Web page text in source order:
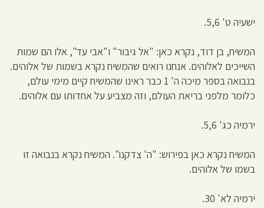
ישעיה ט' 5,6.
המשיח, בן דוד, נקרא כאן: "אל גיבור" ו"אבי עד", אלו הם שמות
השייכים לאלוהים. אנחנו רואים שהמשיח נקרא בשמות של אלוהים.
בנבואה בספר מיכה ה' 1 כבר ראינו שהמשיח קיים מימי עולם,
כלומר מלפני בריאת העולם, וזה מצביע על אחדותו עם אלוהים.
ירמיה כג' 5,6.
המשיח נקרא כאן בפירוש: "ה' צדקנו". המשיח נקרא בנבואה זו
בשמו של אלוהים.
ירמיה לא' 30.